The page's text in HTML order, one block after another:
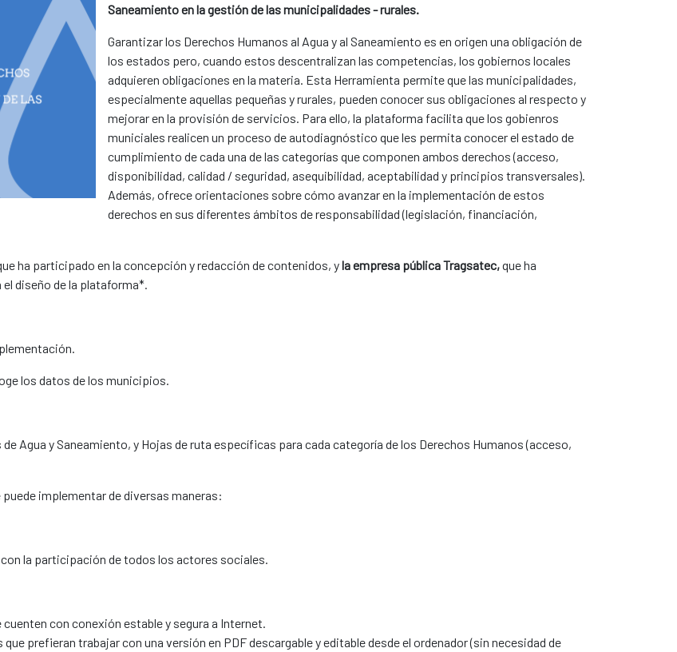
Saneamiento en la gestión de las municipalidades - rurales.
Garantizar los Derechos Humanos al Agua y al Saneamiento es en origen una obligación de
los estados pero, cuando estos descentralizan las competencias, los gobiernos locales
adquieren obligaciones en la materia. Esta Herramienta permite que las municipalidades,
especialmente aquellas pequeñas y rurales, pueden conocer sus obligaciones al respecto y
mejorar en la provisión de servicios. Para ello, la plataforma facilita que los gobienros
municiales realicen un proceso de autodiagnóstico que les permita conocer el estado de
cumplimiento de cada una de las categorías que componen ambos derechos (acceso,
disponibilidad, calidad / seguridad, asequibilidad, aceptabilidad y principios transversales).
Además, ofrece orientaciones sobre cómo avanzar en la implementación de estos
derechos en sus diferentes ámbitos de responsabilidad (legislación, financiación,
ha participado en la concepción y redacción de contenidos, yla empresa pública Tragsatec,que ha
diseño de la plataforma*.
los datos de los municipios.
Agua y Saneamiento, y Hojas de ruta específicas para cada categoría de los Derechos Humanos (acceso,
implementar de diversas maneras:
la participación de todos los actores sociales.
con conexión estable y segura a Internet.
prefieran trabajar con una versión en PDF descargable y editable desde el ordenador (sin necesidad de